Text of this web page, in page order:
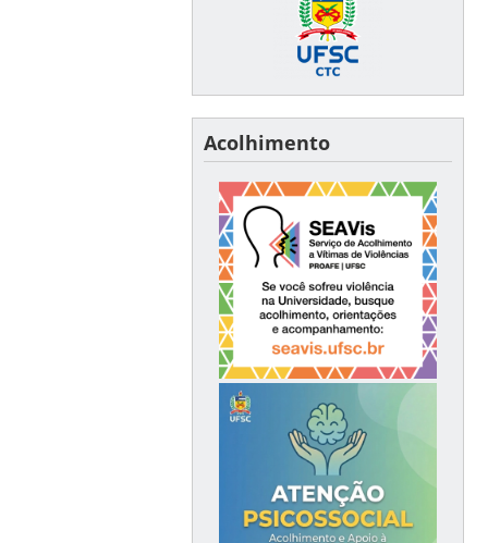
Acolhimento